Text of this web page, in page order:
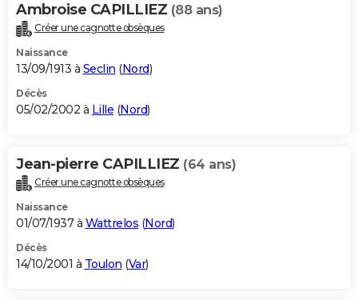
Ambroise CAPILLIEZ (88 ans)
Créer une cagnotte obsèques
Naissance
13/09/1913 à Seclin (Nord)
Décès
05/02/2002 à Lille (Nord)
Jean-pierre CAPILLIEZ (64 ans)
Créer une cagnotte obsèques
Naissance
01/07/1937 à Wattrelos (Nord)
Décès
14/10/2001 à Toulon (Var)